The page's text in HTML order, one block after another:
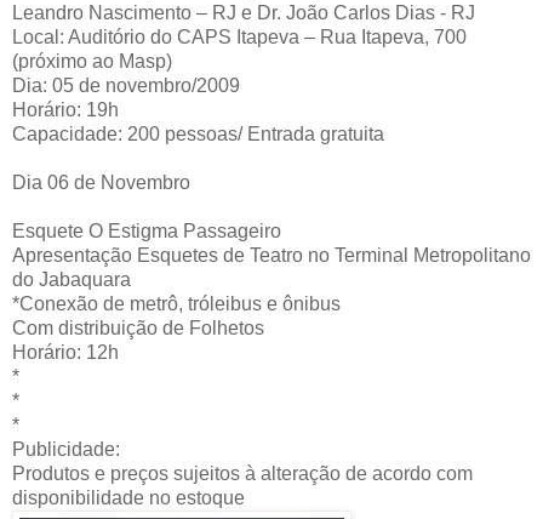
Leandro Nascimento – RJ e Dr. João Carlos Dias - RJ
Local: Auditório do CAPS Itapeva – Rua Itapeva, 700
(próximo ao Masp)
Dia: 05 de novembro/2009
Horário: 19h
Capacidade: 200 pessoas/ Entrada gratuita
Dia 06 de Novembro
Esquete O Estigma Passageiro
Apresentação Esquetes de Teatro no Terminal Metropolitano
do Jabaquara
*Conexão de metrô, tróleibus e ônibus
Com distribuição de Folhetos
Horário: 12h
*
*
*
Publicidade:
Produtos e preços sujeitos à alteração de acordo com
disponibilidade no estoque